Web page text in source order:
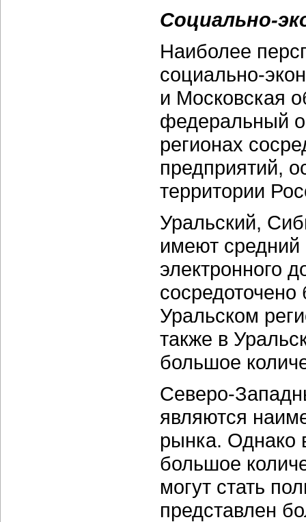
Социально-
Наиболее
социально-
и Московская
федеральный
регионах
предприятий,
территории
Уральский,
имеют средний
электронного
сосредоточено
Уральском
также в
большое
Северо-
являются
рынка. Однако
большое
могут стать
представлен